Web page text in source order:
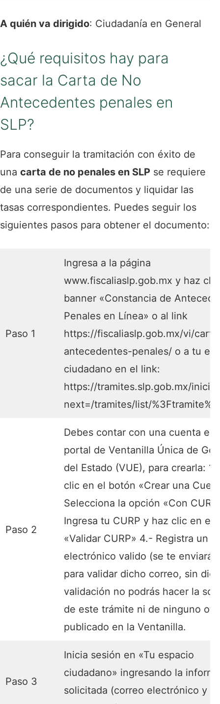
A quién va dirigido: Ciudadanía en General
¿Qué requisitos hay para
sacar la Carta de No
Antecedentes penales en
SLP?
Para conseguir la tramitación con éxito de
una carta de no penales en SLP se requiere
de una serie de documentos y liquidar las
tasas correspondientes. Puedes seguir los
siguientes pasos para obtener el documento:
Paso 1
Ingresa a la página
www.fiscaliaslp.gob.mx y haz
banner «Constancia de
Penales en Línea» o al link
https://fiscaliaslp.gob.mx/vi/
antecedentes-penales/ o a tu
ciudadano en el link:
https://tramites.slp.gob.mx/
next=/tramites/list/
Paso 2
Debes contar con una cuenta en
portal de Ventanilla Única de
del Estado (VUE), para crearla:
clic en el botón «Crear una
Selecciona la opción «Con
Ingresa tu CURP y haz clic en el
«Validar CURP» 4.- Registra un
electrónico valido (se te enviará
para validar dicho correo, sin
validación no podrás hacer la
de este trámite ni de ninguno
publicado en la Ventanilla.
Paso 3
Inicia sesión en «Tu espacio
ciudadano» ingresando la
solicitada (correo electrónico y